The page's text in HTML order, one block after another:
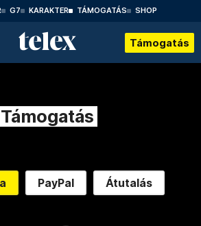
G7 KARAKTER TÁMOGATÁS SHOP
Támogatás
Támogatás
PayPal Átutalás